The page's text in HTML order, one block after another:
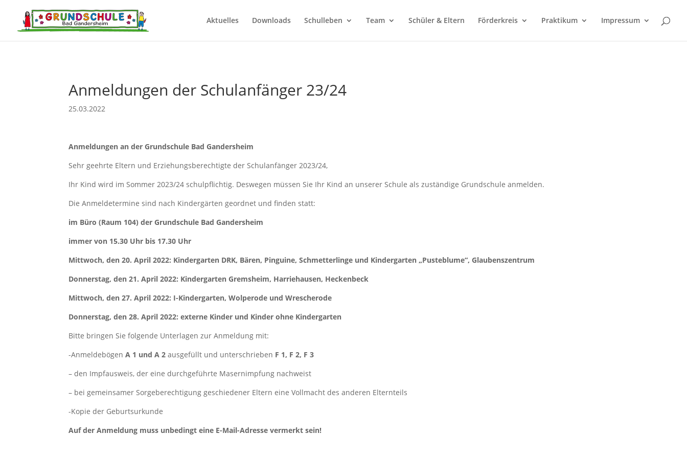
Aktuelles Downloads Schulleben Team Schüler & Eltern Förderkreis Praktikum Impressum
Anmeldungen der Schulanfänger 23/24
25.03.2022
Anmeldungen an der Grundschule Bad Gandersheim
Sehr geehrte Eltern und Erziehungsberechtigte der Schulanfänger 2023/24,
Ihr Kind wird im Sommer 2023/24 schulpflichtig. Deswegen müssen Sie Ihr Kind an unserer Schule als zuständige Grundschule anmelden.
Die Anmeldetermine sind nach Kindergärten geordnet und finden statt:
im Büro (Raum 104) der Grundschule Bad Gandersheim
immer von 15.30 Uhr bis 17.30 Uhr
Mittwoch, den 20. April 2022: Kindergarten DRK, Bären, Pinguine, Schmetterlinge und Kindergarten „Pusteblume“, Glaubenszentrum
Donnerstag, den 21. April 2022: Kindergarten Gremsheim, Harriehausen, Heckenbeck
Mittwoch, den 27. April 2022: I-Kindergarten, Wolperode und Wrescherode
Donnerstag, den 28. April 2022: externe Kinder und Kinder ohne Kindergarten
Bitte bringen Sie folgende Unterlagen zur Anmeldung mit:
-AnmeldebögenA 1 und A 2 ausgefüllt und unterschrieben F 1, F 2, F 3
– den Impfausweis, der eine durchgeführte Masernimpfung nachweist
– bei gemeinsamer Sorgeberechtigung geschiedener Eltern eine Vollmacht des anderen Elternteils
-Kopie der Geburtsurkunde
Auf der Anmeldung muss unbedingt eine E-Mail-Adresse vermerkt sein!